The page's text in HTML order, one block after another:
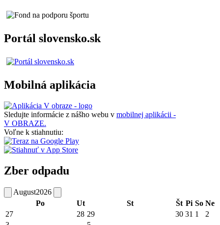
Portál slovensko.sk
Mobilná aplikácia
Sledujte informácie z nášho webu v mobilnej aplikácii -
V OBRAZE.
Voľne k stiahnutiu:
Zber odpadu
August2026
Po
Ut St Št Pi So Ne
27
28 29 30 31 1
2